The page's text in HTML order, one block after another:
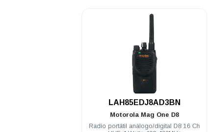
LAH85EDJ8AD3BN
Motorola Mag One D8
Radio portátil análogo/digital D8 16 Ch